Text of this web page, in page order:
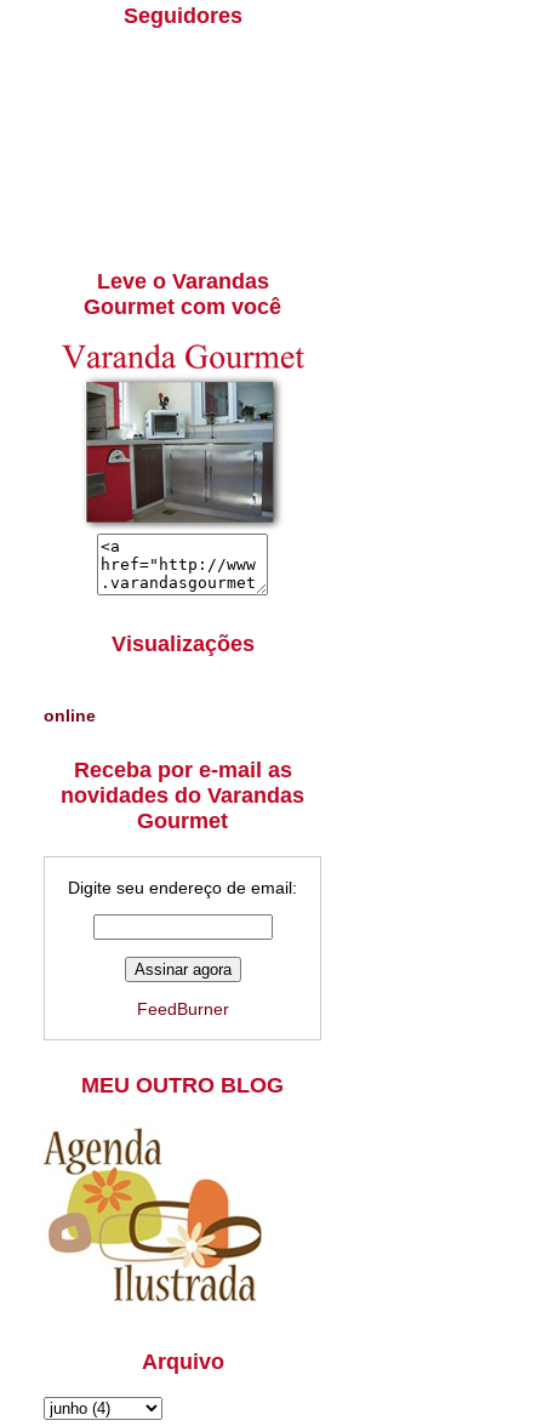
Seguidores
Leve o Varandas
Gourmet com você
Visualizações
online
Receba por e-mail as
novidades do Varandas
Gourmet
Digite seu endereço de email:
FeedBurner
MEU OUTRO BLOG
Arquivo